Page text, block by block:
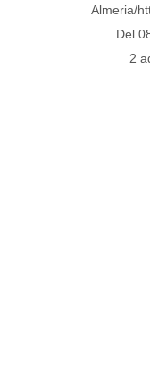
Almeria/
Del
2